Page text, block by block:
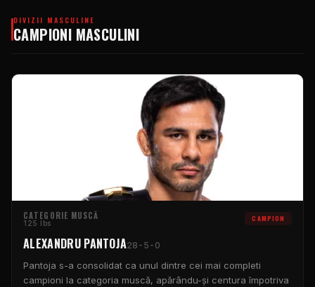
DIVIZII MASCULINE
CAMPIONI MASCULINI
CATEGORIE MUSCĂ
125 lbs CAMPION
ALEXANDRU PANTOJA28-5-0
Pantoja s-a consolidat ca unul dintre cei mai completi
campioni la categoria muscă, apărându-și centura împotriva